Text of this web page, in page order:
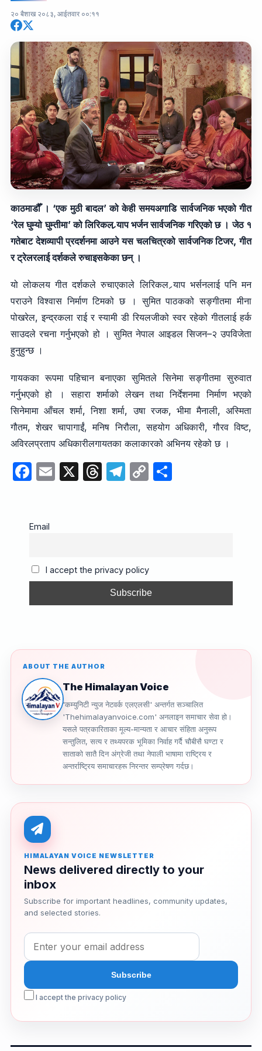
२० बैशाख २०८३, आईतवार ००:११
काठमाडौँ । ‘एक मुठी बादल’ को केही समयअगाडि सार्वजनिक भएको गीत
‘रेल घुम्यो घुम्तीमा’ को लिरिकल र्‍याप भर्जन सार्वजनिक गरिएको छ । जेठ १
गतेबाट देशव्यापी प्रदर्शनमा आउने यस चलचित्रको सार्वजनिक टिजर, गीत
र ट्रेलरलाई दर्शकले रुचाइसकेका छन् ।
यो लोकलय गीत दर्शकले रुचाएकाले लिरिकल र्‍याप भर्सनलाई पनि मन
पराउने विश्वास निर्माण टिमको छ । सुमित पाठकको सङ्गीतमा मीना
पोखरेल, इन्द्रकला राई र स्यामी डी रियलजीको स्वर रहेको गीतलाई हर्क
साउदले रचना गर्नुभएको हो । सुमित नेपाल आइडल सिजन–२ उपविजेता
हुनुहुन्छ ।
गायकका रूपमा पहिचान बनाएका सुमितले सिनेमा सङ्गीतमा सुरुवात
गर्नुभएको हो । सहारा शर्माको लेखन तथा निर्देशनमा निर्माण भएको
सिनेमामा आँचल शर्मा, निशा शर्मा, उषा रजक, भीमा मैनाली, अस्मिता
गौतम, शेखर चापागाईं, मनिष निरौला, सहयोग अधिकारी, गौरव विष्ट,
अविरलप्रताप अधिकारीलगायतका कलाकारको अभिनय रहेको छ ।
F
e
o
o
k
E X T
s
T
m
C
n
k
S
Email
I accept the privacy policy
ABOUT THE AUTHOR
The Himalayan Voice
'कम्युनिटी न्युज नेटवर्क एलएलसी' अन्तर्गत सञ्चालित
'Thehimalayanvoice.com' अनलाइन समाचार सेवा हो।
यसले पत्रकारिताका मूल्य-मान्यता र आचार संहिता अनुरूप
सन्तुलित, सत्य र तथ्यपरक भूमिका निर्वाह गर्दै चौबीसै घण्टा र
साताको सातै दिन अंग्रेजी तथा नेपाली भाषामा राष्ट्रिय र
अन्तर्राष्ट्रिय समाचारहरू निरन्तर सम्प्रेषण गर्दछ।
HIMALAYAN VOICE NEWSLETTER
News delivered directly to your
inbox
Subscribe for important headlines, community updates,
and selected stories.
I accept the privacy policy